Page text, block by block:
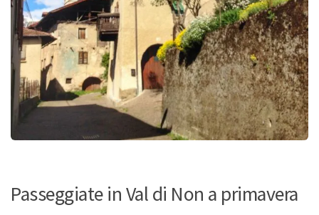
Passeggiate in Val di Non a primavera